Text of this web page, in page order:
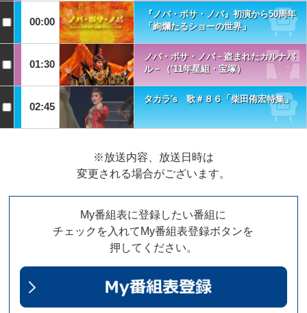
00:00
『ノバ・ボサ・ノバ』初演から50周年
「絢爛たるショーの世界」
01:30
ノバ・ボサ・ノバ－盗まれたカルナバ
ル－（’11年星組・宝塚）
02:45
タカラ's 歌＃８６「柴田侑宏特集」
※放送内容、放送日時は
変更される場合がございます。
My番組表に登録したい番組に
チェックを入れてMy番組表登録ボタンを
押してください。